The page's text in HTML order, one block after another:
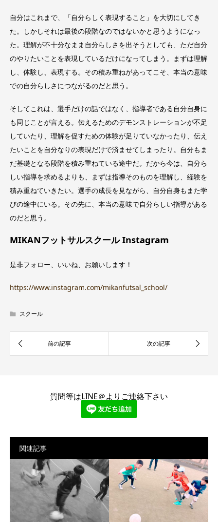
自分はこれまで、「自分らしく表現すること」を大切にしてき
た。しかしそれは最後の段階なのではないかと思うようになっ
た。理解が不十分なまま自分らしさを出そうとしても、ただ自分
のやりたいことを表現しているだけになってしまう。まずは理解
し、体験し、表現する。その積み重ねがあってこそ、本当の意味
での自分らしさにつながるのだと思う。
そしてこれは、選手だけの話ではなく、指導者である自分自身に
も同じことが言える。伝えるためのデモンストレーションが不足
していたり、理解を促すための体験が足りていなかったり、伝え
たいことを自分なりの表現だけで済ませてしまったり。自分もま
だ基礎となる段階を積み重ねている途中だ。だから今は、自分ら
しい指導を求めるよりも、まずは指導そのものを理解し、経験を
積み重ねていきたい。選手の成長を見ながら、自分自身もまた学
びの途中にいる。その先に、本当の意味で自分らしい指導がある
のだと思う。
MIKANフットサルスクール Instagram
是非フォロー、いいね、お願いします！
https://www.instagram.com/mikanfutsal_school/
スクール
質問等はLINE＠よりご連絡下さい
関連記事